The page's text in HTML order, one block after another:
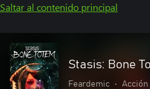
Saltar al contenido principal
Stasis: Bone
Feardemic • Acción